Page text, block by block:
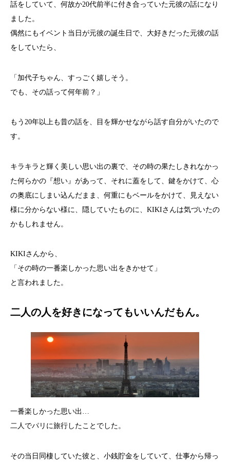
話をしていて、何故か20代前半に付き合っていた元彼の話になり
ました。
偶然にもイベント当日が元彼の誕生日で、大好きだった元彼の話
をしていたら、
「加代子ちゃん、すっごく嬉しそう。
でも、その話って何年前？」
もう20年以上も昔の話を、目を輝かせながら話す自分がいたので
す。
キラキラと輝く美しい思い出の裏で、その時の果たしきれなかっ
た何らかの『想い』があって、それに蓋をして、鍵をかけて、心
の奥底にしまい込んだまま、何重にもベールをかけて、見えない
様に分からない様に、隠していたものに、KIKIさんは気づいたの
かもしれません。
KIKIさんから、
「その時の一番楽しかった思い出をきかせて」
と言われました。
二人の人を好きになってもいいんだもん。
一番楽しかった思い出…
二人でパリに旅行したことでした。
その当日同棲していた彼と、小銭貯金をしていて、仕事から帰っ